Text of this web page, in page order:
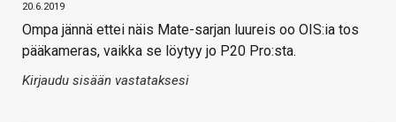
20.6.2019
Ompa jännä ettei näis Mate-sarjan luureis oo OIS:ia tos
pääkameras, vaikka se löytyy jo P20 Pro:sta.
Kirjaudu sisään vastataksesi